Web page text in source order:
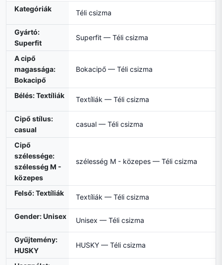
Kategóriák Téli csizma
Gyártó:
Superfit
Superfit — Téli csizma
A cipő
magassága:
Bokacipő
Bokacipő — Téli csizma
Bélés: Textíliák Textíliák — Téli csizma
Cipő stílus:
casual
casual — Téli csizma
Cipő
szélessége:
szélesség M -
közepes
szélesség M - közepes — Téli csizma
Felső: Textíliák Textíliák — Téli csizma
Gender: Unisex Unisex — Téli csizma
Gyűjtemény:
HUSKY
HUSKY — Téli csizma